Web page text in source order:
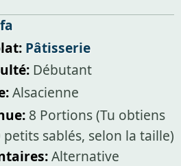
Pâtisserie
Débutant
Alsacienne
8 Portions (Tu obtiens
sablés, selon la taille)
Alternative